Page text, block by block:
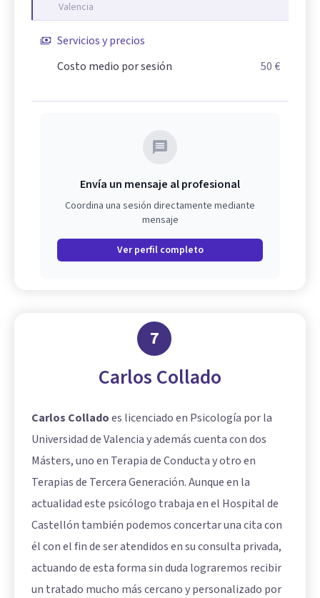
Valencia
Servicios y precios
Costo medio por sesión
50 €
Envía un mensaje al profesional
Coordina una sesión directamente mediante
mensaje
Ver perfil completo
7
Carlos Collado
Carlos Colladoes licenciado en Psicología por la
Universidad de Valencia y además cuenta con dos
Másters, uno en Terapia de Conducta y otro en
Terapias de Tercera Generación. Aunque en la
actualidad este psicólogo trabaja en el Hospital de
Castellón también podemos concertar una cita con
él con el fin de ser atendidos en su consulta privada,
actuando de esta forma sin duda lograremos recibir
un tratado mucho más cercano y personalizado por